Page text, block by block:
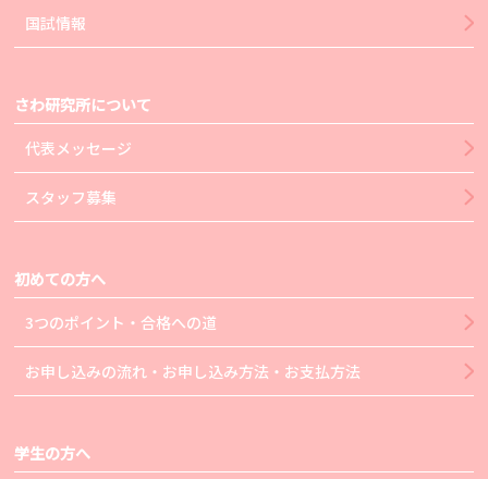
国試情報
さわ研究所について
代表メッセージ
スタッフ募集
初めての方へ
3つのポイント・合格への道
お申し込みの流れ・お申し込み方法・お支払方法
学生の方へ